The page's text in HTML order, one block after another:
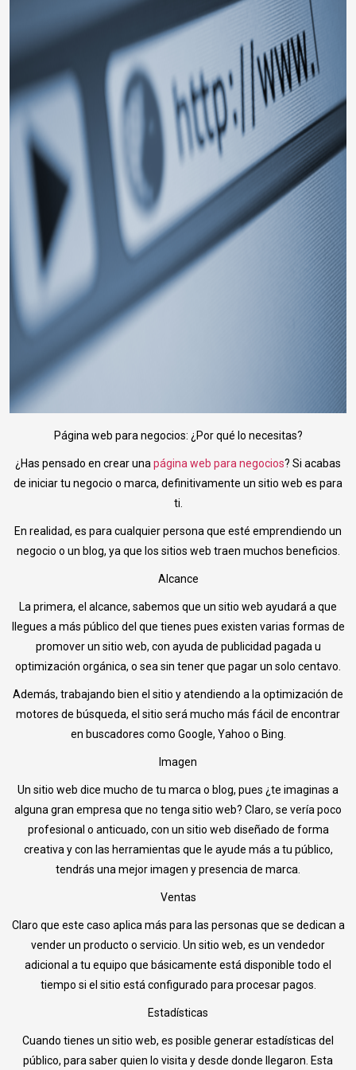
Página web para negocios: ¿Por qué lo necesitas?
¿Has pensado en crear unapágina web para negocios? Si acabas
de iniciar tu negocio o marca, definitivamente un sitio web es para
ti.
En realidad, es para cualquier persona que esté emprendiendo un
negocio o un blog, ya que los sitios web traen muchos beneficios.
Alcance
La primera, el alcance, sabemos que un sitio web ayudará a que
llegues a más público del que tienes pues existen varias formas de
promover un sitio web, con ayuda de publicidad pagada u
optimización orgánica, o sea sin tener que pagar un solo centavo.
Además, trabajando bien el sitio y atendiendo a la optimización de
motores de búsqueda, el sitio será mucho más fácil de encontrar
en buscadores como Google, Yahoo o Bing.
Imagen
Un sitio web dice mucho de tu marca o blog, pues ¿te imaginas a
alguna gran empresa que no tenga sitio web? Claro, se vería poco
profesional o anticuado, con un sitio web diseñado de forma
creativa y con las herramientas que le ayude más a tu público,
tendrás una mejor imagen y presencia de marca.
Ventas
Claro que este caso aplica más para las personas que se dedican a
vender un producto o servicio. Un sitio web, es un vendedor
adicional a tu equipo que básicamente está disponible todo el
tiempo si el sitio está configurado para procesar pagos.
Estadísticas
Cuando tienes un sitio web, es posible generar estadísticas del
público, para saber quien lo visita y desde donde llegaron. Esta